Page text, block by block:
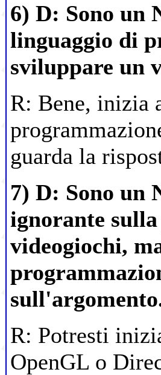
6) D: Sono un
linguaggio di
sviluppare un
R: Bene, inizia
guarda la
7) D: Sono un
ignorante
videogiochi,
R: Potresti
OpenGL o